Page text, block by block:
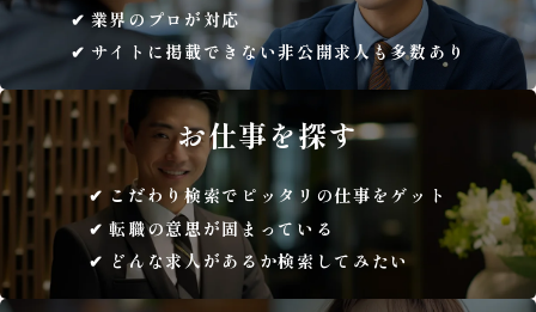
業界のプロが対応
サイトに掲載できない非公開求人も多数あり
お仕事を探す
こだわり検索でピッタリの仕事をゲット
転職の意思が固まっている
どんな求人があるか検索してみたい